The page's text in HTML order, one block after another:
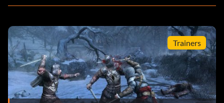
Trainers